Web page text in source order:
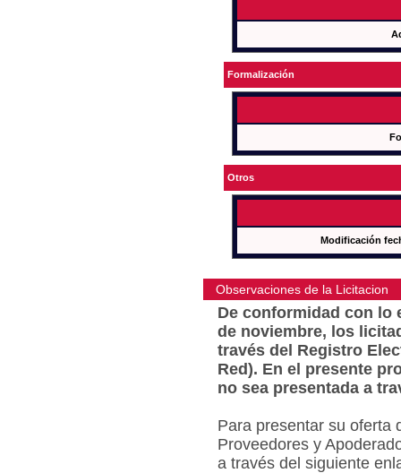
Formalización
Otros
Modificación
Observaciones de la Licitacion
De conformidad con lo
de noviembre, los
través del Registro
Red). En el presente
no sea presentada a
Para presentar su oferta
Proveedores y
a través del siguiente